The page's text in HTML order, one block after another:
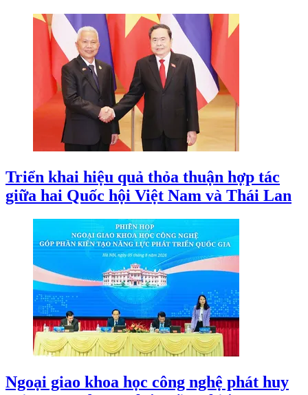
Triển khai hiệu quả thỏa thuận hợp tác
giữa hai Quốc hội Việt Nam và Thái Lan
Ngoại giao khoa học công nghệ phát huy